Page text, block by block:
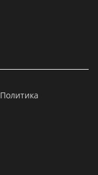
Политика